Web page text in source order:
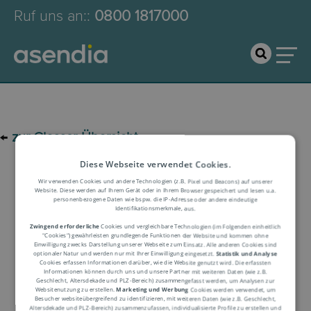
Ruf uns an:: 0800 1817000
← zur Glossar-Übersicht
Logistik-Glossar
Begriffserklärung
Diese Webseite verwendet Cookies.
Wir verwenden Cookies und andere Technologien (z.B. Pixel und Beacons) auf unserer
Website. Diese werden auf Ihrem Gerät oder in Ihrem Browser gespeichert und lesen u.a.
personenbezogene Daten wie bspw. die IP-Adresse oder andere eindeutige
Identifikationsmerkmale, aus.
Zwingend erforderlicheCookies und vergleichbare Technologien (im Folgenden einheitlich
"Cookies") gewährleisten grundlegende Funktionen der Website und kommen ohne
Einwilligung zwecks Darstellung unserer Webseite zum Einsatz. Alle anderen Cookies sind
optionaler Natur und werden nur mit Ihrer Einwilligung eingesetzt.Statistik und Analyse
Cookies erfassen Informationen darüber, wie die Website genutzt wird. Die erfassten
Informationen können durch uns und unsere Partner mit weiteren Daten (wie z.B.
Geschlecht, Altersdekade und PLZ-Bereich) zusammengefasst werden, um Analysen zur
Websitenutzung zu erstellen.Marketing und Werbung Cookies werden verwendet, um
Besucher websiteübergreifend zu identifizieren, mit weiteren Daten (wie z.B. Geschlecht,
Altersdekade und PLZ-Bereich) zusammenzufassen, individualisierte Profile zu erstellen und